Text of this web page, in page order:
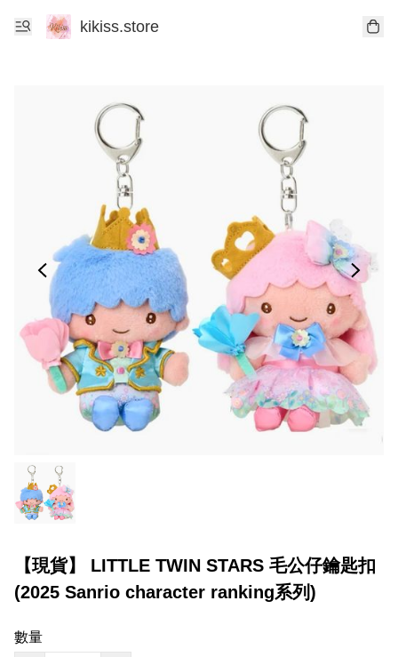
kikiss.store
【現貨】 LITTLE TWIN STARS 毛公仔鑰匙扣
(2025 Sanrio character ranking系列)
數量